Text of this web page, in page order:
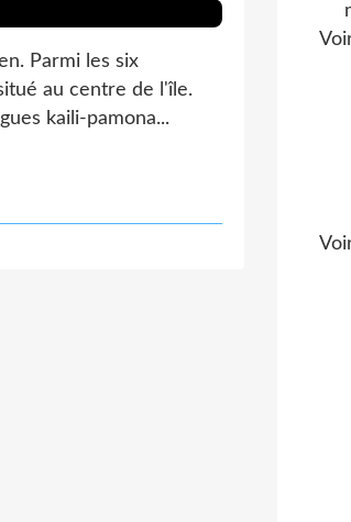
Parmi les six
au centre de l'île.
kaili-pamona...